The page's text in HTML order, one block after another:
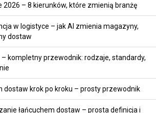
2026 – 8 kierunków, które zmienią branżę
w logistyce – jak AI zmienia magazyny,
dostaw
kompletny przewodnik: rodzaje, standardy,
dostaw krok po kroku – prosty przewodnik
łańcuchem dostaw – prosta definicja i